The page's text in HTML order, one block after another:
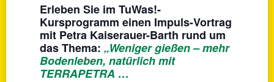
Erleben Sie im TuWas!-
Kursprogramm einen Impuls-Vortrag
mit Petra Kaiserauer-Barth rund um
das Thema: „Weniger gießen – mehr
Bodenleben, natürlich mit
TERRAPETRA …